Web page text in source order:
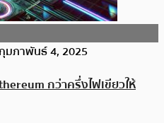
มภาพันธ์ 4, 2025
กว่าครึ่งไฟเขียวให้